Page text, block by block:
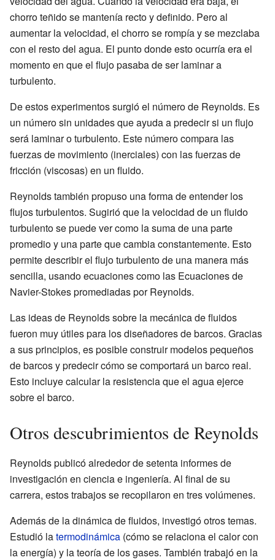
chorro teñido se mantenía recto y definido. Pero al
aumentar la velocidad, el chorro se rompía y se mezclaba
con el resto del agua. El punto donde esto ocurría era el
momento en que el flujo pasaba de ser laminar a
turbulento.
De estos experimentos surgió el número de Reynolds. Es
un número sin unidades que ayuda a predecir si un flujo
será laminar o turbulento. Este número compara las
fuerzas de movimiento (inerciales) con las fuerzas de
fricción (viscosas) en un fluido.
Reynolds también propuso una forma de entender los
flujos turbulentos. Sugirió que la velocidad de un fluido
turbulento se puede ver como la suma de una parte
promedio y una parte que cambia constantemente. Esto
permite describir el flujo turbulento de una manera más
sencilla, usando ecuaciones como las Ecuaciones de
Navier-Stokes promediadas por Reynolds.
Las ideas de Reynolds sobre la mecánica de fluidos
fueron muy útiles para los diseñadores de barcos. Gracias
a sus principios, es posible construir modelos pequeños
de barcos y predecir cómo se comportará un barco real.
Esto incluye calcular la resistencia que el agua ejerce
sobre el barco.
Otros descubrimientos de Reynolds
Reynolds publicó alrededor de setenta informes de
investigación en ciencia e ingeniería. Al final de su
carrera, estos trabajos se recopilaron en tres volúmenes.
Además de la dinámica de fluidos, investigó otros temas.
Estudió latermodinámica (cómo se relaciona el calor con
la energía) y la teoría de los gases. También trabajó en la